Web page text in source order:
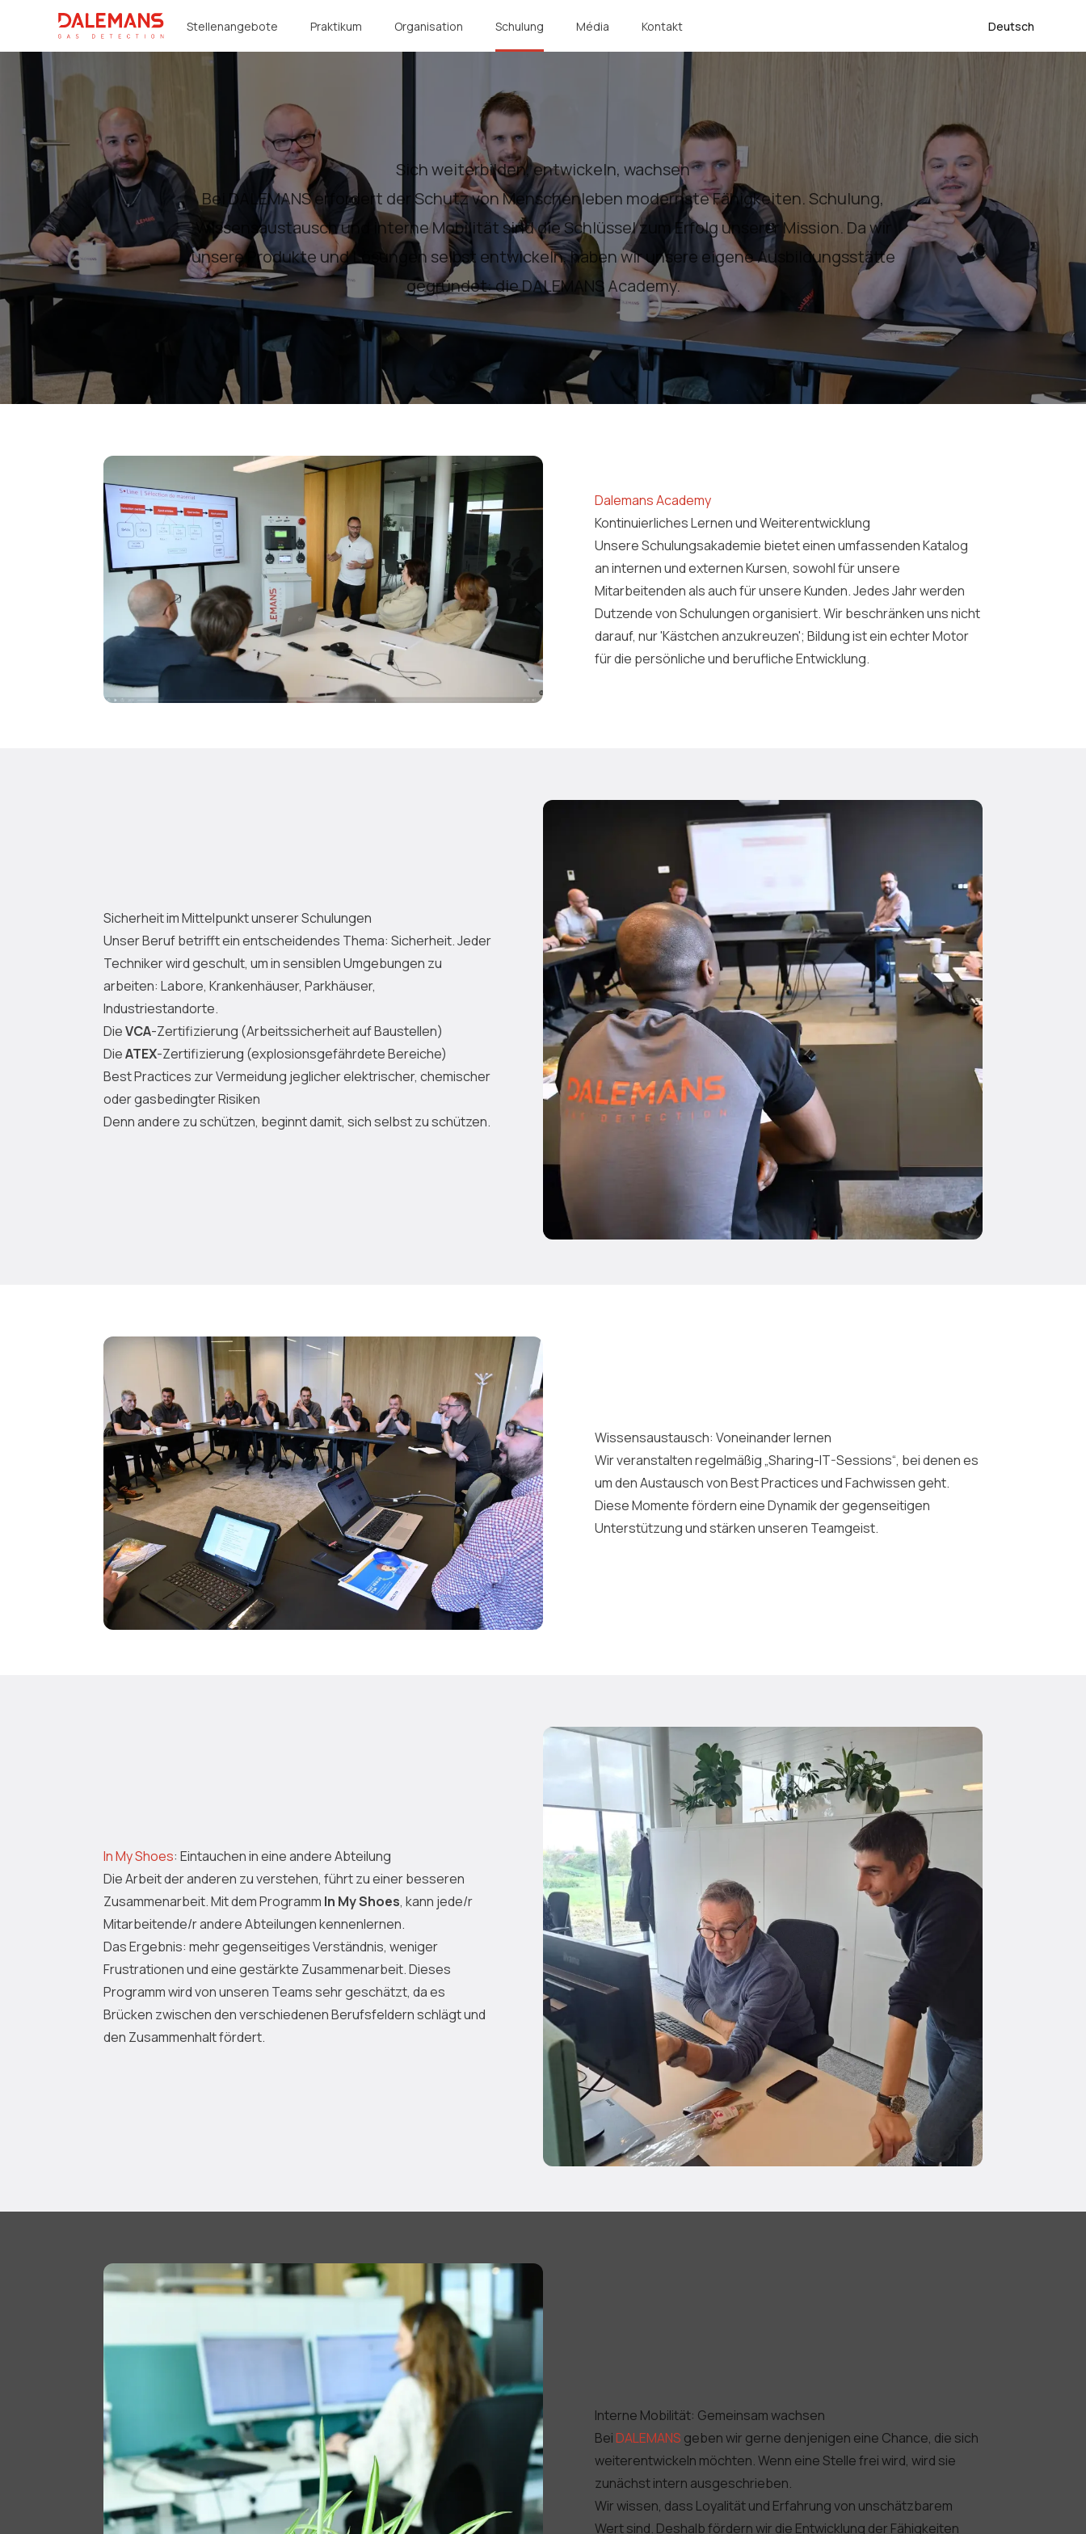
DALEMANS Stellenangebote Praktikum Organisation Schulung Média Kontakt Deutsch
Sich weiterbilden, entwickeln, wachsen
Bei DALEMANS erfordert der Schutz von Menschenleben modernste Fähigkeiten. Schulung,
Wissensaustausch und interne Mobilität sind die Schlüssel zum Erfolg unserer Mission. Da wir
unsere Produkte und Lösungen selbst entwickeln, haben wir unsere eigene Ausbildungsstätte
gegründet: die DALEMANS Academy.
Dalemans Academy
Kontinuierliches Lernen und Weiterentwicklung
Unsere Schulungsakademie bietet einen umfassenden Katalog
an internen und externen Kursen, sowohl für unsere
Mitarbeitenden als auch für unsere Kunden. Jedes Jahr werden
Dutzende von Schulungen organisiert. Wir beschränken uns nicht
darauf, nur 'Kästchen anzukreuzen'; Bildung ist ein echter Motor
für die persönliche und berufliche Entwicklung.
Sicherheit im Mittelpunkt unserer Schulungen
Unser Beruf betrifft ein entscheidendes Thema: Sicherheit. Jeder
Techniker wird geschult, um in sensiblen Umgebungen zu
arbeiten: Labore, Krankenhäuser, Parkhäuser,
Industriestandorte.
DieVCA-Zertifizierung (Arbeitssicherheit auf Baustellen)
DieATEX-Zertifizierung (explosionsgefährdete Bereiche)
Best Practices zur Vermeidung jeglicher elektrischer, chemischer
oder gasbedingter Risiken
Denn andere zu schützen, beginnt damit, sich selbst zu schützen.
Wissensaustausch: Voneinander lernen
Wir veranstalten regelmäßig „Sharing-IT-Sessions“, bei denen es
um den Austausch von Best Practices und Fachwissen geht.
Diese Momente fördern eine Dynamik der gegenseitigen
Unterstützung und stärken unseren Teamgeist.
In My Shoes: Eintauchen in eine andere Abteilung
Die Arbeit der anderen zu verstehen, führt zu einer besseren
Zusammenarbeit. Mit dem Programm In My Shoes, kann jede/r
Mitarbeitende/r andere Abteilungen kennenlernen.
Das Ergebnis: mehr gegenseitiges Verständnis, weniger
Frustrationen und eine gestärkte Zusammenarbeit. Dieses
Programm wird von unseren Teams sehr geschätzt, da es
Brücken zwischen den verschiedenen Berufsfeldern schlägt und
den Zusammenhalt fördert.
Interne Mobilität: Gemeinsam wachsen
BeiDALEMANS geben wir gerne denjenigen eine Chance, die sich
weiterentwickeln möchten. Wenn eine Stelle frei wird, wird sie
zunächst intern ausgeschrieben.
Wir wissen, dass Loyalität und Erfahrung von unschätzbarem
Wert sind. Deshalb fördern wir die Entwicklung der Fähigkeiten